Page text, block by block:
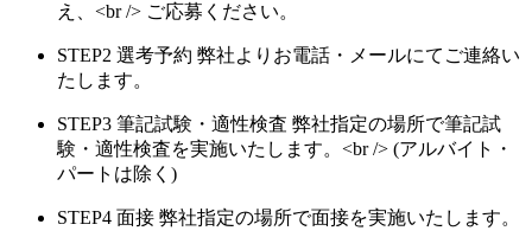
え、<br /> ご応募ください。
STEP2 選考予約 弊社よりお電話・メールにてご連絡い
たします。
STEP3 筆記試験・適性検査 弊社指定の場所で筆記試
験・適性検査を実施いたします。<br /> (アルバイト・
パートは除く)
STEP4 面接 弊社指定の場所で面接を実施いたします。